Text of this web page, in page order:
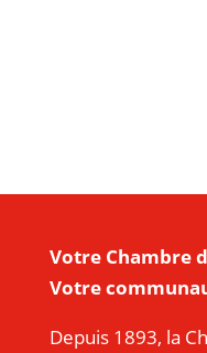
Votre Chambre
Votre
Depuis 1893, la